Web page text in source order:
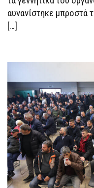
αυνανίστηκε μπροστά
[…]